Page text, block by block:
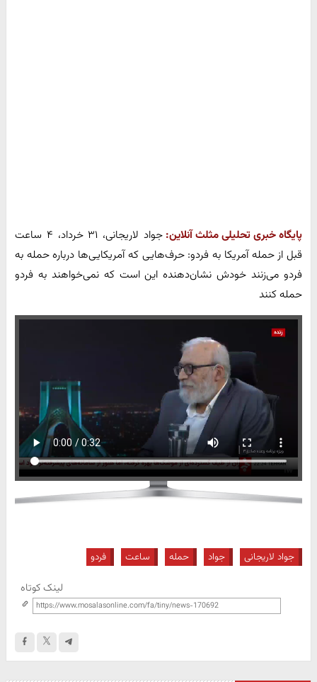
پایگاه خبری تحلیلی مثلث آنلاین:
جواد لاریجانی، ۳۱ خرداد، ۴ ساعت
قبل از حمله آمریکا به فردو: حرف‌هایی که آمریکایی‌ها درباره حمله به
فردو می‌زنند خودش نشان‌دهنده این است که نمی‌خواهند به فردو
حمله کنند
جواد لاریجانی جواد حمله ساعت فردو
لینک کوتاه